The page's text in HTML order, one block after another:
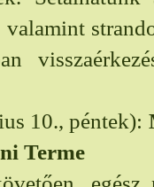
10., péntek):
Terme